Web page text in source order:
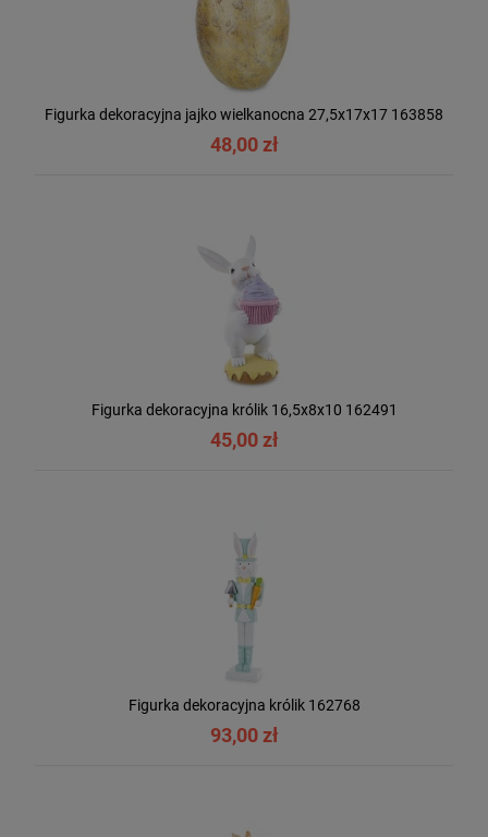
Figurka dekoracyjna jajko wielkanocna 27,5x17x17 163858
48,00 zł
Figurka dekoracyjna królik 16,5x8x10 162491
45,00 zł
Figurka dekoracyjna królik 162768
93,00 zł